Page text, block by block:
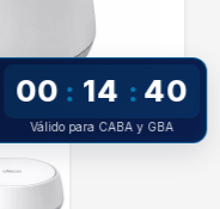
00 : 14 : 40
Válido para CABA y GBA